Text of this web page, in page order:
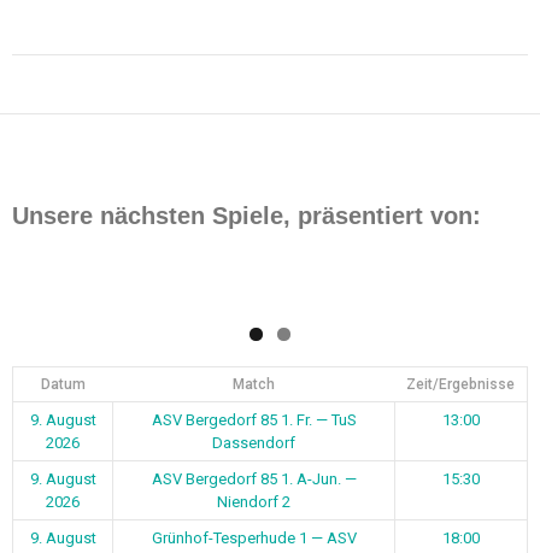
Unsere nächsten Spiele, präsentiert von:
Datum Match Zeit/Ergebnisse
9. August
2026
ASV Bergedorf 85 1. Fr. — TuS
Dassendorf
13:00
9. August
2026
ASV Bergedorf 85 1. A-Jun. —
Niendorf 2
15:30
9. August
Grünhof-Tesperhude 1 — ASV
18:00